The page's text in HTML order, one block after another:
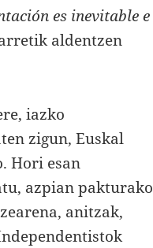
es inevitable e
aldentzen
iazko
zigun, Euskal
Hori esan
azpian pakturako
anitzak,